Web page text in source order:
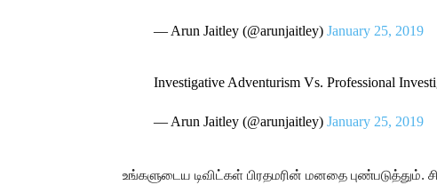
— Arun Jaitley (@arunjaitley) January 25, 2019
Investigative Adventurism Vs. Professional
— Arun Jaitley (@arunjaitley) January 25, 2019
உங்களுடைய டிவிட்கள் பிரதமரின் மனதை புண்படுத்தும்.